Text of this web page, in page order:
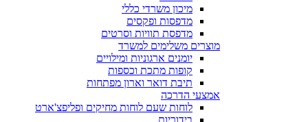
מיכון משרדי כללי
מדפסות ופקסים
מדפסת תוויות וסרטים
מוצרים משלימים למשרד
יומנים ארגוניות ומילויים
קופות מתכת וכספות
תיבת דואר וארון מפתחות
אמצעי הדרכה
לוחות שעם לוחות מחיקים ופליפצ'ארט
בידוריות